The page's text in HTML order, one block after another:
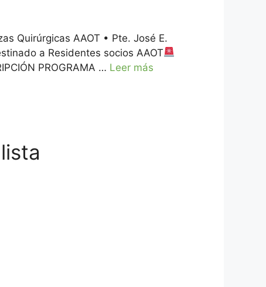
Quirúrgicas AAOT • Pte. José E.
a Residentes socios AAOT
PROGRAMA … Leer más